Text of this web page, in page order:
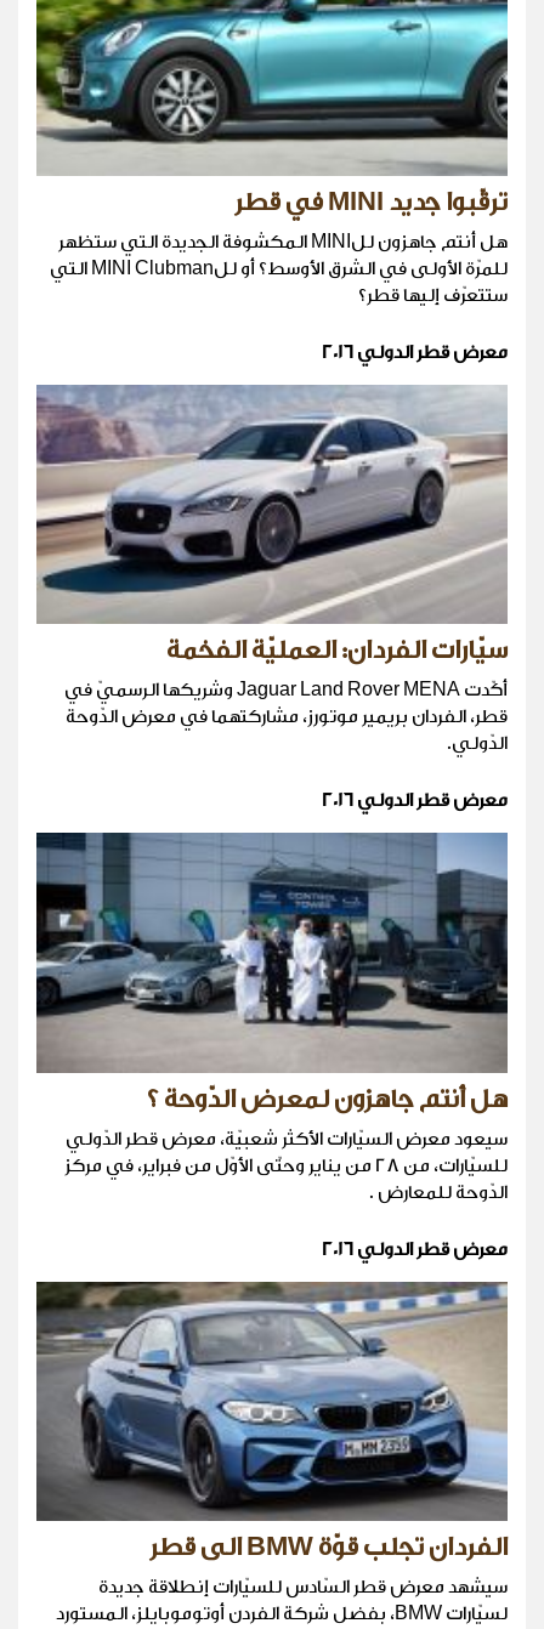
ترقّبوا جديد MINI في قطر
هل أنتم جاهزون للMINI المكشوفة الجديدة التي ستظهر
للمرّة الأولى في الشرق الأوسط؟ أو للMINI Clubman التي
ستتعرّف إليها قطر؟
معرض قطر الدولي 2016
سيّارات الفردان: العمليّة الفخمة
أكّدت Jaguar Land Rover MENA وشريكها الرسميّ في
قطر، الفردان بريمير موتورز، مشاركتهما في معرض الدّوحة
الدّولي.
معرض قطر الدولي 2016
هل أنتم جاهزون لمعرض الدّوحة ؟
سيعود معرض السيّارات الأكثر شعبيّة، معرض قطر الدّولي
للسيّارات، من 28 من يناير وحتّى الأوّل من فبراير، في مركز
الدّوحة للمعارض .
معرض قطر الدولي 2016
الفردان تجلب قوّة BMW الى قطر
سيشهد معرض قطر السّادس للسيّارات إنطلاقة جديدة
لسيّارات BMW، بفضل شركة الفردن أوتوموبايلز، المستورد